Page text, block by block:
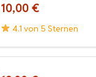
10,00 €
4.1 von 5 Sternen